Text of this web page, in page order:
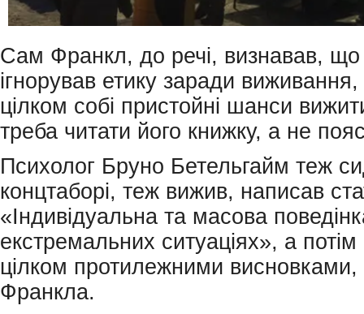
Сам Франкл, до речі, визнавав, що
ігнорував етику заради
цілком собі пристойні шанси
треба читати його книжку, а не
Психолог Бруно Бетельгайм теж
концтаборі, теж вижив, написав
«Індивідуальна та масова
екстремальних ситуаціях», а потім
цілком протилежними висновками,
Франкла.